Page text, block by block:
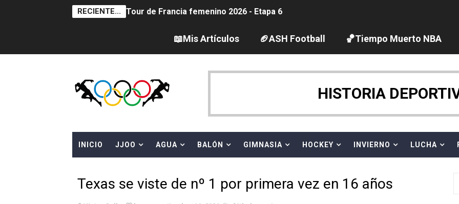
RECIENTE... Tour de Francia femenino 2026 - Etapa 6
Women's Pro Baseball League 2026
Campeonato de Europa en aguas abiertas 2026 (París, Francia) - Dobletes de
Campeonato de Europa de pentatlón moderno 2026 (Estambul, Turquía)
Campeonato de Europa de natación artística 2026 (París, Francia) - España domina
Canadá Open 2026
📖Mis Artículos 🏈ASH Football 🏀Tiempo Muerto NBA
HISTORIA
INICIO JJOO AGUA BALÓN GIMNASIA HOCKEY INVIERNO LUCHA
Texas se viste de nº 1 por primera vez en 16 años